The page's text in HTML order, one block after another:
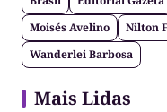
Moisés Avelino
Nilton
Wanderlei Barbosa
Mais Lidas